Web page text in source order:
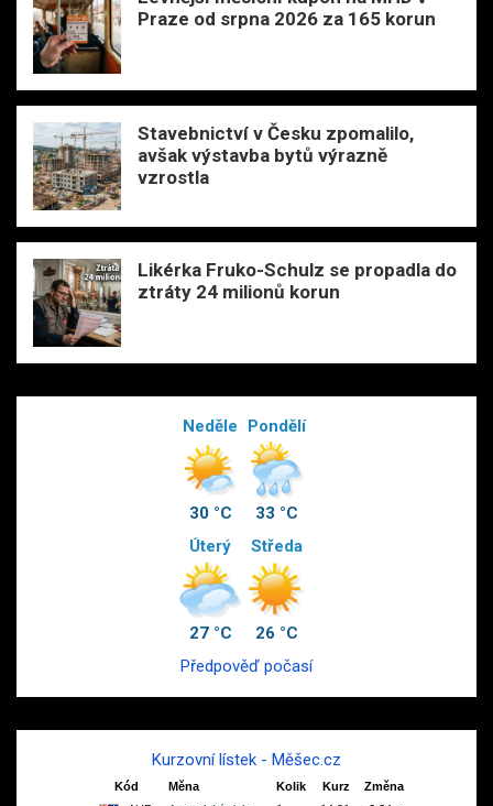
Praze od srpna 2026 za 165 korun
Stavebnictví v Česku zpomalilo,
avšak výstavba bytů výrazně
vzrostla
Likérka Fruko-Schulz se propadla do
ztráty 24 milionů korun
Neděle
30 °C
Pondělí
33 °C
Úterý
27 °C
Středa
26 °C
Předpověď počasí
Kurzovní lístek - Měšec.cz